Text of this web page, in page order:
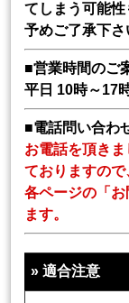
てしまう可能性
予めご了承下さ
■営業時間のご
平日 10時～17
■電話問い合わ
お電話を頂き
ておりますので
各ページの「
ます。
»適合注意